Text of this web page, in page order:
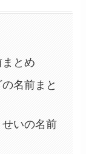
とめ
名前まと
いの名前